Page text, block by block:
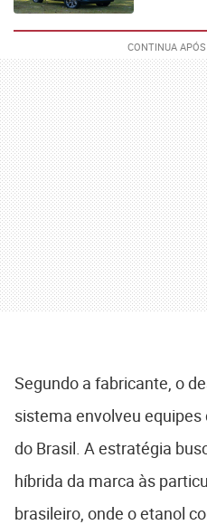
Segundo a fabricante, o
sistema envolveu equipes
do Brasil. A estratégia
híbrida da marca às
brasileiro, onde o etanol